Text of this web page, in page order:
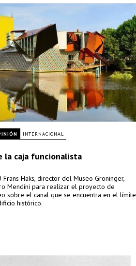
INTERNACIONAL
la caja funcionalista
Haks, director del Museo Groninger,
Mendini para realizar el proyecto de
sobre el canal que se encuentra en el límite
histórico.